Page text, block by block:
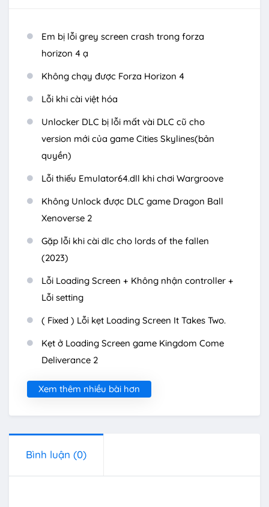
Em bị lỗi grey screen crash trong forza
horizon 4 ạ
Không chạy được Forza Horizon 4
Lỗi khi cài việt hóa
Unlocker DLC bị lỗi mất vài DLC cũ cho
version mới của game Cities Skylines(bản
quyền)
Lỗi thiếu Emulator64.dll khi chơi Wargroove
Không Unlock được DLC game Dragon Ball
Xenoverse 2
Gặp lỗi khi cài dlc cho lords of the fallen
(2023)
Lỗi Loading Screen + Không nhận controller +
Lỗi setting
( Fixed ) Lỗi kẹt Loading Screen It Takes Two.
Kẹt ở Loading Screen game Kingdom Come
Deliverance 2
Xem thêm nhiều bài hơn
Bình luận (0)